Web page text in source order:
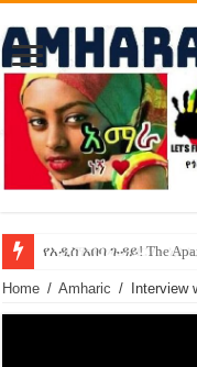
የኢዜማው መሪ ብርሃኑ ነጋ
የአዲስ አበባ ጉዳይ! The
Home / Amharic / Interview